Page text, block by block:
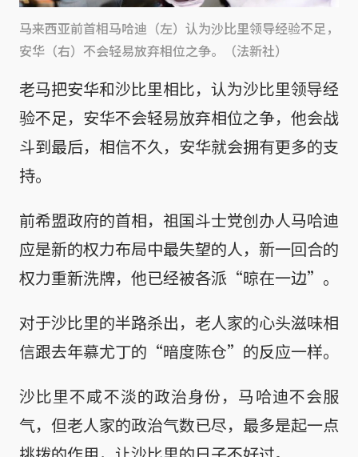
马来西亚前首相马哈迪（左）认为沙比里领导经验不足，
安华（右）不会轻易放弃相位之争。（法新社）
老马把安华和沙比里相比，认为沙比里领导经
验不足，安华不会轻易放弃相位之争，他会战
斗到最后，相信不久，安华就会拥有更多的支
持。
前希盟政府的首相，祖国斗士党创办人马哈迪
应是新的权力布局中最失望的人，新一回合的
权力重新洗牌，他已经被各派“晾在一边”。
对于沙比里的半路杀出，老人家的心头滋味相
信跟去年慕尤丁的“暗度陈仓”的反应一样。
沙比里不咸不淡的政治身份，马哈迪不会服
气，但老人家的政治气数已尽，最多是起一点